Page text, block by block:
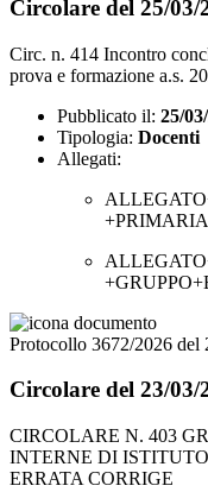
Circolare del 25/03/
Circ. n. 414 Incontro
prova e formazione a.s.
Pubblicato il: 25/
Tipologia: Docenti
Allegati:
Protocollo 3672/2026 del
Circolare del 23/03/
CIRCOLARE N. 403
INTERNE DI
ERRATA CORRIGE